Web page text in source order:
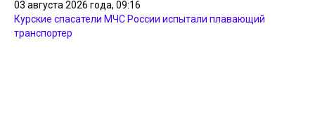
03 августа 2026 года, 09:16
Курские спасатели МЧС России испытали плавающий
транспортер